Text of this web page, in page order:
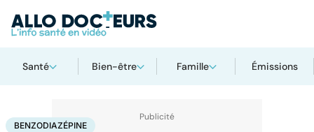
Santé Bien-être Famille Émissions
AccueilSantéMaladies Benzodiazépine
BENZODIAZÉPINE